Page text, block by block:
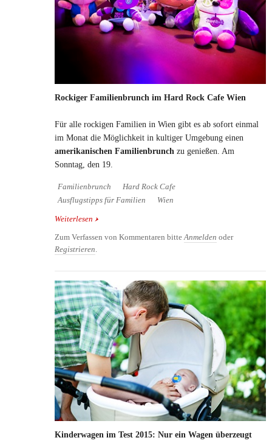
Rockiger Familienbrunch im Hard Rock Cafe Wien
Für alle rockigen Familien in Wien gibt es ab sofort einmal
im Monat die Möglichkeit in kultiger Umgebung einen
amerikanischen Familienbrunch zu genießen. Am
Sonntag, den 19.
Familienbrunch
Hard Rock Cafe
Ausflugstipps für Familien
Wien
Weiterlesen über Rockiger Familienbrunch im Hard Rock Cafe
Zum Verfassen von Kommentaren bitte Anmelden oder
Registrieren
Kinderwagen im Test 2015: Nur ein Wagen überzeugt